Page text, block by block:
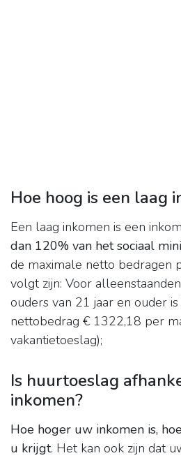
Hoe hoog is een laag
Een laag inkomen is een
dan 120% van het sociaal
de maximale netto bedragen
volgt zijn: Voor
ouders van 21 jaar en ouder
nettobedrag € 1322,18 per
vakantietoeslag);
Is huurtoeslag
inkomen?
Hoe hoger uw inkomen is,
u krijgt. Het kan ook zijn dat